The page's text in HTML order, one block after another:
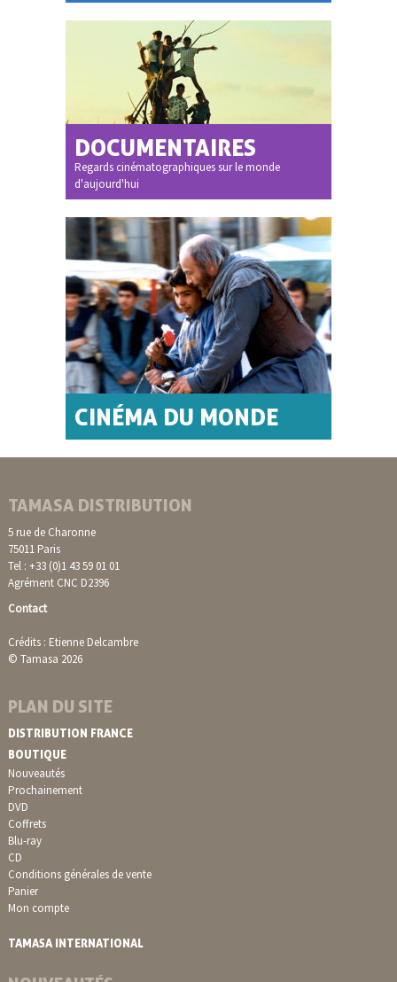
DOCUMENTAIRES
Regards cinématographiques sur le monde
d'aujourd'hui
CINÉMA DU MONDE
TAMASA DISTRIBUTION
5 rue de Charonne
75011 Paris
Tel : +33 (0)1 43 59 01 01
Agrément CNC D2396
Contact
Crédits : Etienne Delcambre
© Tamasa 2026
PLAN DU SITE
DISTRIBUTION FRANCE
BOUTIQUE
Nouveautés
Prochainement
DVD
Coffrets
Blu-ray
CD
Conditions générales de vente
Panier
Mon compte
TAMASA INTERNATIONAL